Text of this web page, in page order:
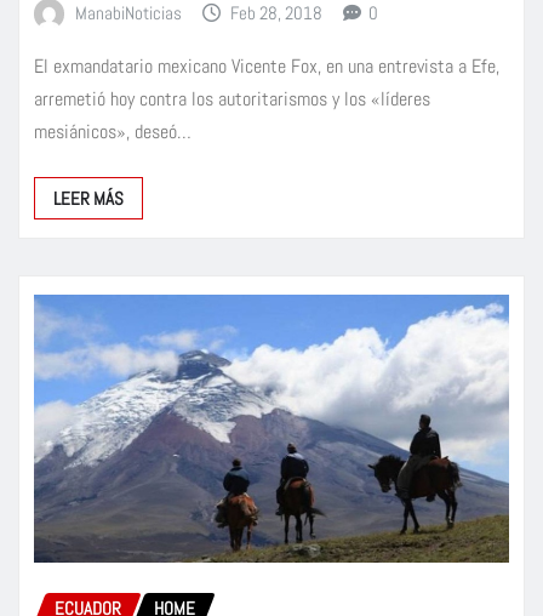
ManabiNoticias Feb 28, 2018 0
El exmandatario mexicano Vicente Fox, en una entrevista a Efe,
arremetió hoy contra los autoritarismos y los «líderes
mesiánicos», deseó…
LEER MÁS
ECUADOR HOME